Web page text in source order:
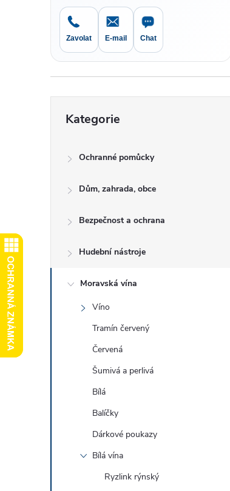
p
a
n
Zavolat E-mail Chat
kategorie
Kategorie
Ochranné pomůcky
Dům, zahrada, obce
Bezpečnost a ochrana
Hudební nástroje
Moravská vína
Víno
Tramín červený
Červená
Šumivá a perlivá
Bílá
Balíčky
Dárkové poukazy
Bílá vína
Ryzlink rýnský